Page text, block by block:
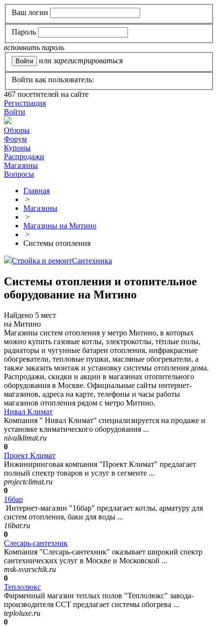
Ваш логин
Пароль
вспомнить пароль
или зарегистрироваться
Войти как пользователь:
467 посетителей на сайте
Регистрация
Войти
Обзоры
Форум
Купоны
Распродажи
Магазины
Вопросы
Главная
>
Магазины
>
Магазины на Митино
>
Системы отопления
Стройка и ремонтСантехника
Системы отопления и отопительное
оборудование на Митино
Найдено 5 мест
на Митино
Магазины систем отопления у метро Митино, в которых
можно купить газовые котлы, электрокотлы, тёплые полы,
радиаторы и чугунные батареи отопления, инфракрасные
обогреватели, тепловые пушки, масляные обогреватели, а
также заказать монтаж и установку системы отопления дома.
Распродажи, скидки и акции в магазинах отопительного
оборудования в Москве. Официальные сайты интернет-
магазинов, адреса на карте, телефоны и часы работы
магазинов отопления рядом с метро Митино.
Нивал Климат
Компания " Нивал Климат" специализируется на продаже и
установке климатического оборудования ...
nivalklimat.ru
0
Проект Климат
Инжиниринговая компания "Проект Климат" предлагает
полный спектр товаров и услуг в сегменте ...
projectclimat.ru
0
16бар
Интернет-магазин "16бар" предлагает котлы, арматуру для
систем отопления, баки для воды ...
16bar.ru
0
Слесарь-сантехник
Компания "Слесарь-сантехник" оказывает широкий спектр
сантехнических услуг в Москве и Московской ...
msk-svarschik.ru
0
Теплолюкс
Фирменный магазин теплых полов "Теплолюкс" завода-
производителя ССТ предлагает системы обогрева ...
teploluxe.ru
0